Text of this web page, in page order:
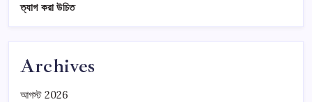
ত্যাগ করা উচিত
Archives
আগস্ট 2026